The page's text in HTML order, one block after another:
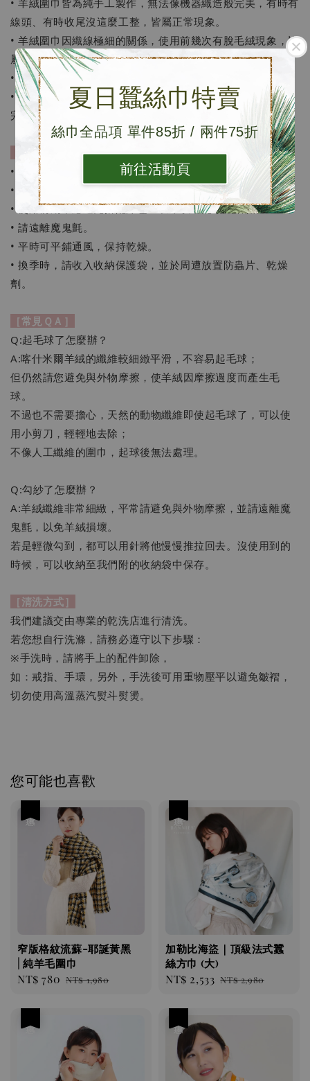
夏日蠶絲巾特賣
絲巾全品項 單件85折 / 兩件75折
前往活動頁
• 羊絨圍巾皆為純手工製作，無法像機器織造般完美，有時有
線頭、有時收尾沒這麼工整，皆屬正常現象。
• 羊絨圍巾因織線極細的關係，使用前幾次有脫毛絨現象，皆
屬正常。
• 每條圍巾皆為個別手工染色，每條顏色皆有些微色差。
• 網路鑑賞期7天，但並非試用期，退換貨請保持包裝及產品
完整。
［保存方法］
• 建議乾洗，羊絨為動物纖維，不易吸附氣味。
• 避免不必要的外來物摩擦。
• 使用前期，應避免搭配深色上衣，以避免羊絨沾黏。
• 請遠離魔鬼氈。
• 平時可平鋪通風，保持乾燥。
• 換季時，請收入收納保護袋，並於周遭放置防蟲片、乾燥
劑。
［常見ＱＡ］
Q:起毛球了怎麼辦？
A:喀什米爾羊絨的纖維較細緻平滑，不容易起毛球；
但仍然請您避免與外物摩擦，使羊絨因摩擦過度而產生毛
球。
不過也不需要擔心，天然的動物纖維即使起毛球了，可以使
用小剪刀，輕輕地去除；
不像人工纖維的圍巾，起球後無法處理。
Q:勾紗了怎麼辦？
A:羊絨纖維非常細緻，平常請避免與外物摩擦，並請遠離魔
鬼氈，以免羊絨損壞。
若是輕微勾到，都可以用針將他慢慢推拉回去。沒使用到的
時候，可以收納至我們附的收納袋中保存。
［清洗方式］
我們建議交由專業的乾洗店進行清洗。
若您想自行洗滌，請務必遵守以下步驟：
※手洗時，請將手上的配件卸除，
如：戒指、手環，另外，手洗後可用重物壓平以避免皺褶，
切勿使用高溫蒸汽熨斗熨燙。
您可能也喜歡
窄版格紋流蘇-耶誕黃黑
| 純羊毛圍巾
Sale
NT$ 780 Regular
NT$ 1,980
加勒比海盜｜頂級法式蠶
絲方巾 (大)
Sale
NT$ 2,533 Regular
NT$ 2,980